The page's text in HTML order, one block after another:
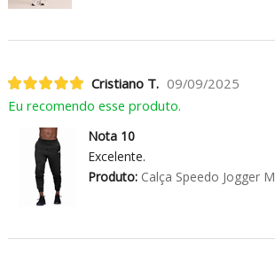
Cristiano T. 09/09/2025
Eu recomendo esse produto.
Nota 10
Excelente.
Produto:Calça Speedo Jogger